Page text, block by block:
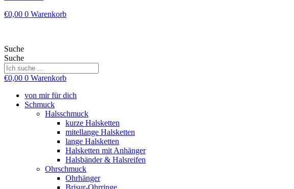
€0,00 0 Warenkorb
Suche
Suche
€0,00 0 Warenkorb
von mir für dich
Schmuck
Halsschmuck
kurze Halsketten
mitellange Halsketten
lange Halsketten
Halsketten mit Anhänger
Halsbänder & Halsreifen
Ohrschmuck
Ohrhänger
Brisur-Ohrringe